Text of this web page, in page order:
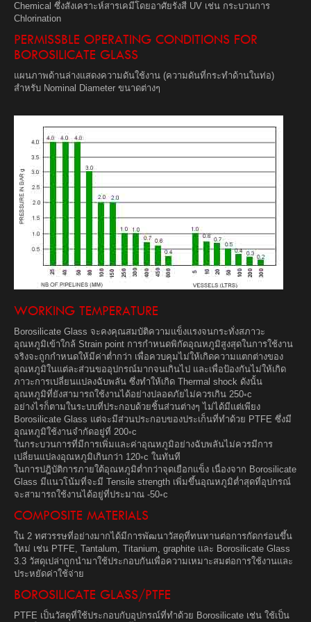
Chemical ซึ่งสังเคราะห์สารเคมีโดยอาศัยรังสี UV เช่น กระบวนการ
Chlorination
PERMISSBLE OPERATING CONDITIONS FOR
BOROSILICATE GLASS
แผนภาพด้านล่างแสดงความดันใช้งาน (ความดันที่กระทำด้านในท่อ)
สำหรับ Nominal Diameter ขนาดต่างๆ
WORKING TEMPERATURE
Borosilicate Glass จะคงคุณสมบัติความแข็งแรงจนกระทั่งสภาวะ
อุณหภูมิเข้าใกล้ Strain point การกำหนดพิกัดอุณหภูมิสูงสุดในการใช้งาน
จริงจะถูกกำหนดให้มีค่าต่ำกว่า เพื่อควบคุมไม่ให้เกิดความแตกต่างของ
อุณหภูมิในแต่ละส่วนขออุปกรณ์มากจนเกินไป และเพื่อป้องกันไม่ให้เกิด
ภาวะการเปลี่ยนแปลงฉับพลัน ซึ่งทำให้เกิด Thermal shock ดังนั้น
อุณหภูมิที่ยังสามารถใช้งานได้อย่างปลอดภัยไม่ควรเกิน 250◦c
อย่างไรก็ตามในระบบที่ประกอบด้วยชิ้นส่วนต่างๆ ไม่ได้มีแต่เพียง
Borosilicate Glass แต่จะมีส่วนประกอบของประเก็นที่ทำด้วย PTFE ซึ่งมี
อุณหภูมิใช้งานจำกัดอยู่ที่ 200◦c
ในกระบวนการที่มีการเพิ่มและค่าอุณหภูมิอย่างฉับพลันไม่ควรมีการ
เปลี่ยนแปลงอุณหภูมิเกินกว่า 120◦c ในทันที
ในการปฎิบัติการภายใต้อุณหภูมิต่ำกว่าจุดเยือกแข็ง เนื่องจาก Borosilicate
Glass มีแนวโน้มที่จะมี Tensile strength เพิ่มขึ้นอุณหภูมิต่ำสุดที่อุปกรณ์
จะสามารถใช้งานได้อยู่ที่ประมาณ -50◦c
COMPOSITE MATERIALS
ใน 2 ทศวรรษที่อย่างมากได้มีการพัฒนาวัสดุที่ทนทานต่อการกัดกร่อนขึ้น
ใหม่ เช่น PTFE, Tantalum, Titanium, graphite และ Borosilicate Glass
3.3 วัสดุเปล่าถูกนำมาใช้ประกอบกันเพื่อความเหมาะสมต่อการใช้งานและ
ประหยัดค่าใช้จ่าย
BOROSILICATE GLASS/PTFE
PTFE เป็นวัสดุที่ใช้ประกอบกับอุปกรณ์ที่ทำด้วย Borosilicate เช่น ใช้เป็น